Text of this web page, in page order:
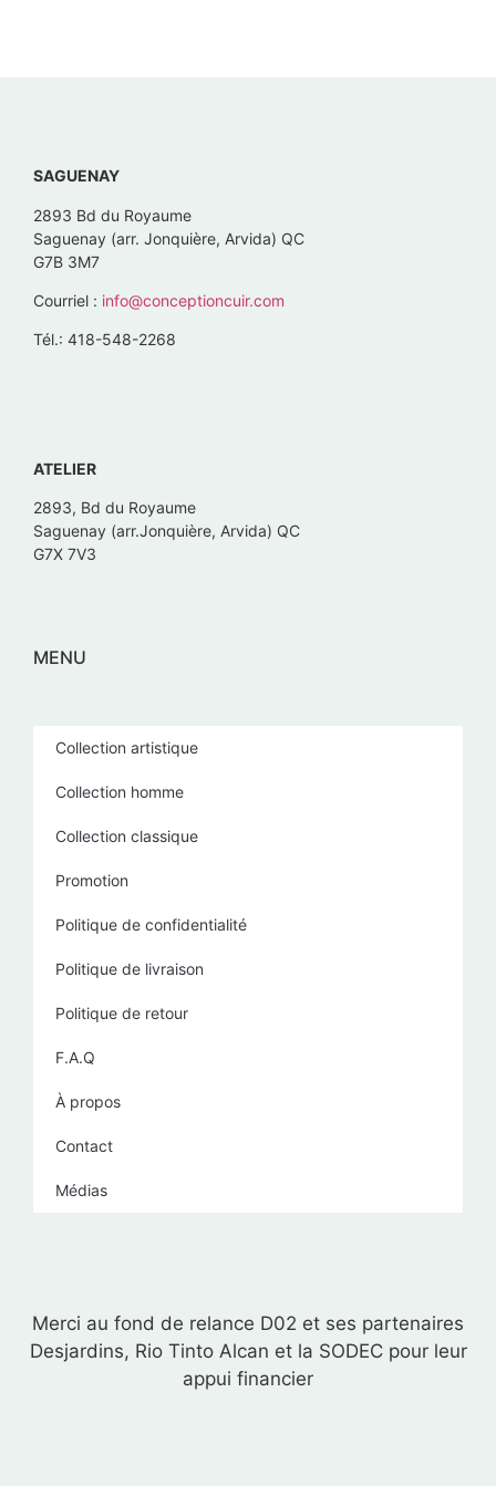
SAGUENAY
2893 Bd du Royaume
Saguenay (arr. Jonquière, Arvida) QC
G7B 3M7
Courriel : info@conceptioncuir.com
Tél.: 418-548-2268
ATELIER
2893, Bd du Royaume
Saguenay (arr.Jonquière, Arvida) QC
G7X 7V3
MENU
Collection artistique
Collection homme
Collection classique
Promotion
Politique de confidentialité
Politique de livraison
Politique de retour
F.A.Q
À propos
Contact
Médias
Merci au fond de relance D02 et ses partenaires
Desjardins, Rio Tinto Alcan et la SODEC pour leur
appui financier